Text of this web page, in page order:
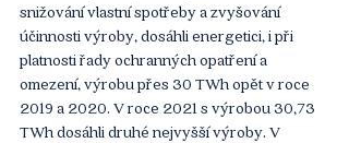
snižování vlastní spotřeby a zvyšování
účinnosti výroby, dosáhli energetici, i při
platnosti řady ochranných opatření a
omezení, výrobu přes 30 TWh opět v roce
2019 a 2020. V roce 2021 s výrobou 30,73
TWh dosáhli druhé nejvyšší výroby. V